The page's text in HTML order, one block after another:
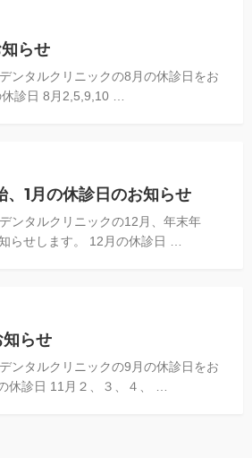
らせ
ンタルクリニックの8月の休診日をお
診日 8月2,5,9,10 …
、1月の休診日のお知らせ
ンタルクリニックの12月、年末年
らせします。 12月の休診日 …
知らせ
ンタルクリニックの9月の休診日をお
休診日 11月２、３、４、 …